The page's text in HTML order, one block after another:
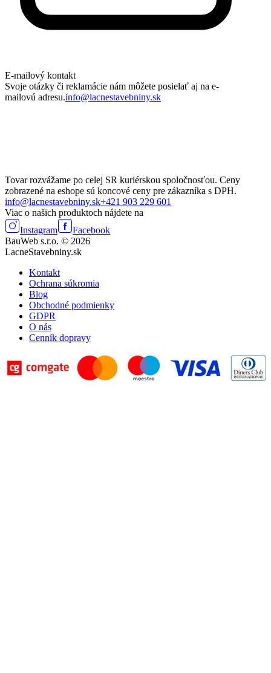
E-mailový kontakt
Svoje otázky či reklamácie nám môžete posielať aj na e-
mailovú adresu.info@lacnestavebniny.sk
Tovar rozvážame po celej SR kuriérskou spoločnosťou. Ceny
zobrazené na eshope sú koncové ceny pre zákazníka s DPH.
info@lacnestavebniny.sk+421 903 229 601
Viac o našich produktoch nájdete na
Instagram
Facebook
BauWeb s.r.o. © 2026
LacneStavebniny.sk
Kontakt
Ochrana súkromia
Blog
Obchodné podmienky
GDPR
O nás
Cenník dopravy